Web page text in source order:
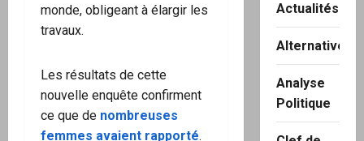
monde, obligeant à élargir les
travaux.
Les résultats de cette
nouvelle enquête confirment
ce que de nombreuses
femmes avaient rapporté.
Actualités
Alternatives
Analyse
Politique